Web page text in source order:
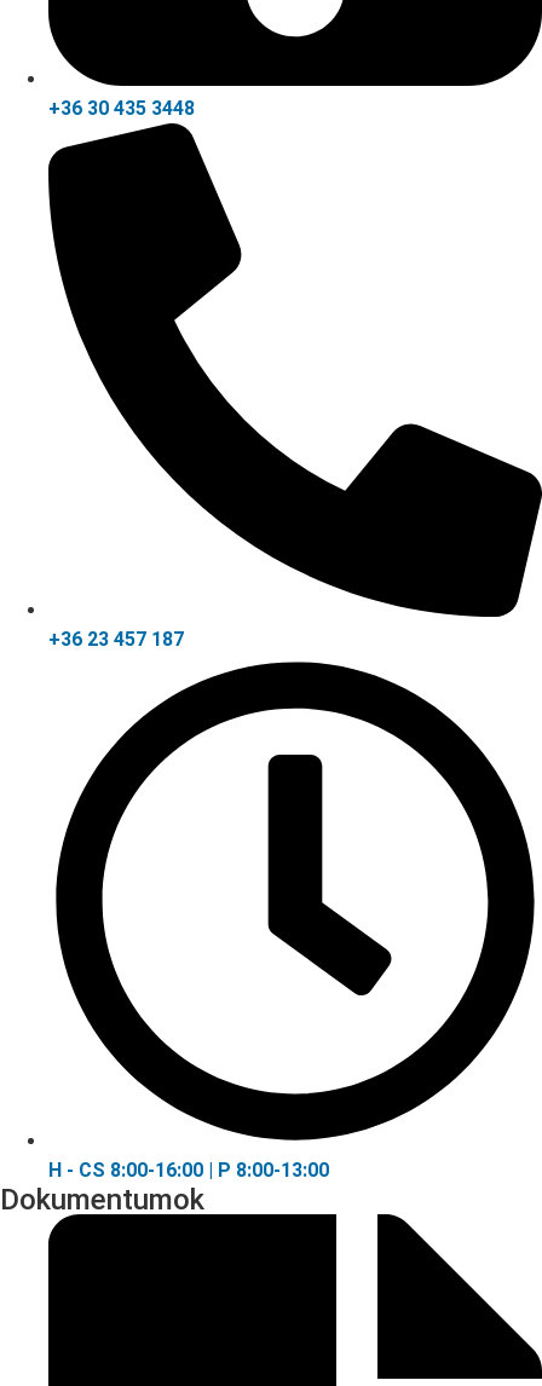
+36 30 435 3448
+36 23 457 187
H - CS 8:00-16:00 | P 8:00-13:00
Dokumentumok